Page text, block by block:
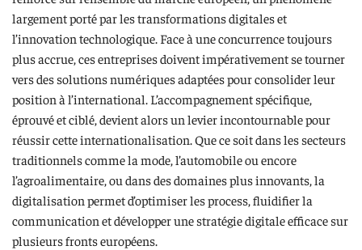
largement porté par les transformations digitales et
l’innovation technologique. Face à une concurrence toujours
plus accrue, ces entreprises doivent impérativement se tourner
vers des solutions numériques adaptées pour consolider leur
position à l’international. L’accompagnement spécifique,
éprouvé et ciblé, devient alors un levier incontournable pour
réussir cette internationalisation. Que ce soit dans les secteurs
traditionnels comme la mode, l’automobile ou encore
l’agroalimentaire, ou dans des domaines plus innovants, la
digitalisation permet d’optimiser les process, fluidifier la
communication et développer une stratégie digitale efficace sur
plusieurs fronts européens.